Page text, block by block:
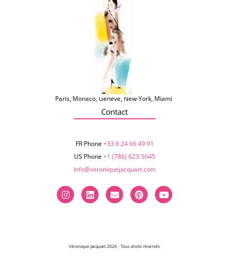
Paris, Monaco, Genève, New-York, Miami
Contact
FR Phone+33 6 24 66 49 91
US Phone+1 (786) 623-5645‬
info@veroniquejacquart.com
Véronique Jacquart 2026 - Tous droits réservés